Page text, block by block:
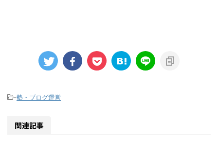
-塾・ブログ運営
関連記事